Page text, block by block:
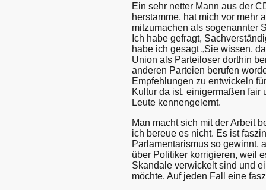
Ein sehr netter Mann aus der
herstamme, hat mich vor mehr
mitzumachen als sogenannter
Ich habe gefragt,
habe ich gesagt „Sie wissen,
Union als Parteiloser dorthin
anderen Parteien berufen
Empfehlungen zu entwickeln
Kultur da ist, einigermaßen fair
Leute kennengelernt.
Man macht sich mit der Arbeit
ich bereue es nicht. Es ist
Parlamentarismus so gewinnt,
über Politiker korrigieren, weil
Skandale verwickelt sind und
möchte. Auf jeden Fall eine